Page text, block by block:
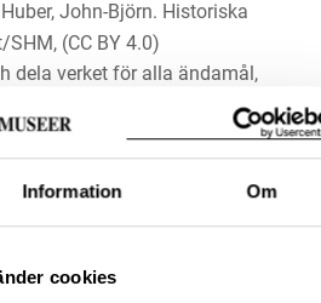
Information Om
cookies
John-Björn. Historiska
SHM, (CC BY 4.0)
dela verket för alla ändamål,
och licensgivare.